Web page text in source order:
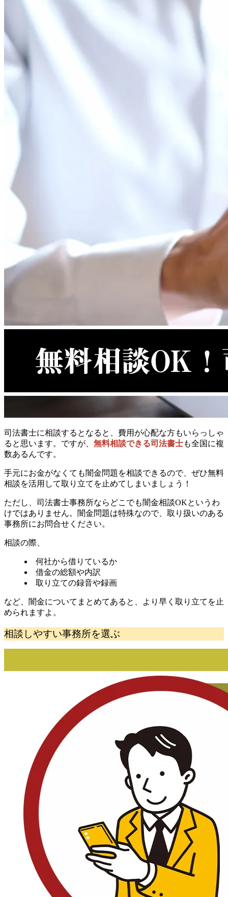
司法書士に相談するとなると、費用が心配な方もいらっしゃ
ると思います。ですが、 無料相談できる司法書士も全国に複
数あるんです。
手元にお金がなくても闇金問題を相談できるので、ぜひ無料
相談を活用して取り立てを止めてしまいましょう！
ただし、司法書士事務所ならどこでも闇金相談OKというわ
けではありません。闇金問題は特殊なので、取り扱いのある
事務所にお問合せください。
相談の際、
何社から借りているか
借金の総額や内訳
取り立ての録音や録画
など、闇金についてまとめてあると、より早く取り立てを止
められますよ。
相談しやすい事務所を選ぶ